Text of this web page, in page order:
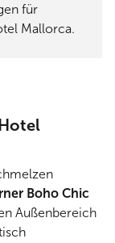
für
Mallorca.
Boho Chic
Außenbereich